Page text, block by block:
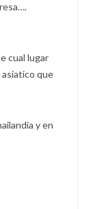
cual lugar
que
y en